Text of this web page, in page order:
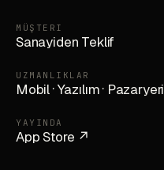
MÜŞTERI
Sanayiden Teklif
UZMANLIKLAR
Mobil·Yazılım·Pazaryeri
YAYINDA
App Store ↗